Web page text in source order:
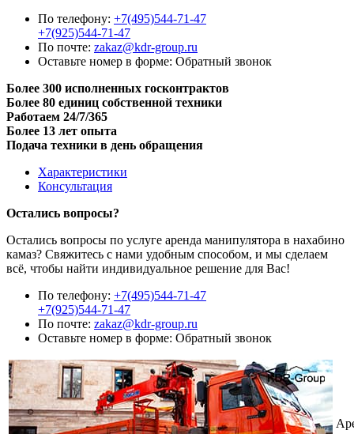
По телефону: +7(495)544-71-47
+7(925)544-71-47
По почте: zakaz@kdr-group.ru
Оставьте номер в форме: Обратный звонок
Более 300 исполненных госконтрактов
Более 80 единиц собственной техники
Работаем 24/7/365
Более 13 лет опыта
Подача техники в день обращения
Характеристики
Консультация
Остались вопросы?
Остались вопросы по услуге аренда манипулятора в нахабино
камаз? Свяжитесь с нами удобным способом, и мы сделаем
всё, чтобы найти индивидуальное решение для Вас!
По телефону: +7(495)544-71-47
+7(925)544-71-47
По почте: zakaz@kdr-group.ru
Оставьте номер в форме: Обратный звонок